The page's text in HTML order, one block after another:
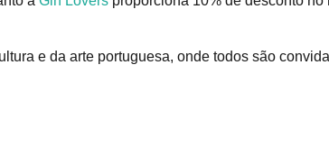
e da arte portuguesa, onde todos são